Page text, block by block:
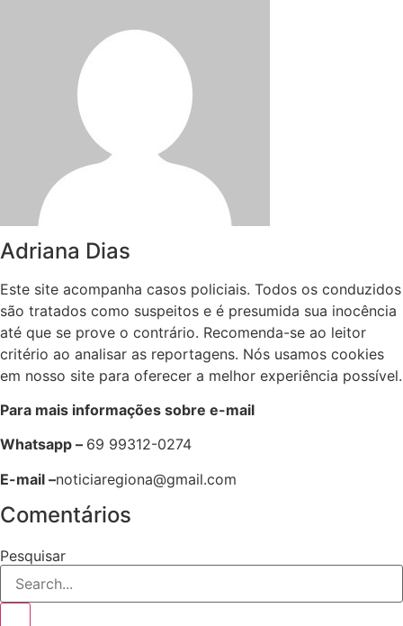
Adriana Dias
Este site acompanha casos policiais. Todos os conduzidos
são tratados como suspeitos e é presumida sua inocência
até que se prove o contrário. Recomenda-se ao leitor
critério ao analisar as reportagens. Nós usamos cookies
em nosso site para oferecer a melhor experiência possível.
Para mais informações sobre e-mail
Whatsapp – 69 99312-0274
E-mail –noticiaregiona@gmail.com
Comentários
Pesquisar